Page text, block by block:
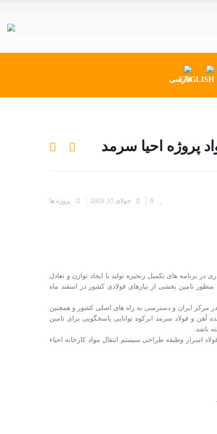
پروژه احیا سرمد
0 جولای 17, 2023 پروژه ها
برنامه های تکمیل زنجیره تولید با ایجاد توازن و تعادل
تامین بخشی از نیازهای فولادی کشور در اسفند ماه
در مرکز ایران و دسترسی به راه های اصلی کشور و همچنین
100 کیلومتری آن موجب شده آهن و فولاد سرمد ابرکوه توانایی پاسخگویی برای تامین
باشد.
اسرار وظیفه طراحی سیستم انتقال مواد کارخانه احیاء